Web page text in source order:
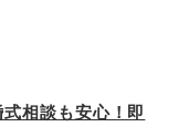
相談も安心！即